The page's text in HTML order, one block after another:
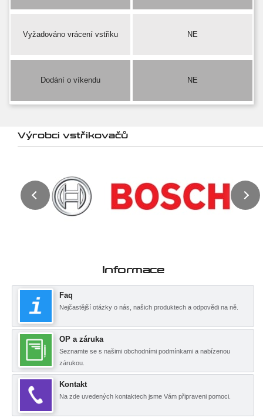
Vyžadováno vrácení vstřiku NE
Dodání o víkendu NE
Výrobci vstřikovačů
Informace
Faq
Nejčastější otázky o nás, našich produktech a odpovědi na ně.
OP a záruka
Seznamte se s našimi obchodními podmínkami a nabízenou
zárukou.
Kontakt
Na zde uvedených kontaktech jsme Vám připraveni pomoci.